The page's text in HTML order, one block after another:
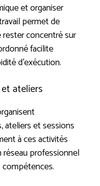
et organiser
permet de
concentré sur
facilite
d’exécution.
ateliers
ateliers et sessions
à ces activités
réseau professionnel